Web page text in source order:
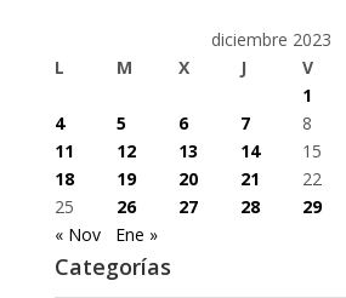
diciembre 2023
L
M X J V
1
4
5 6 7 8
11
12 13 14 15
18
19 20 21 22
25
26 27 28 29
« Nov
Ene »
Categorías